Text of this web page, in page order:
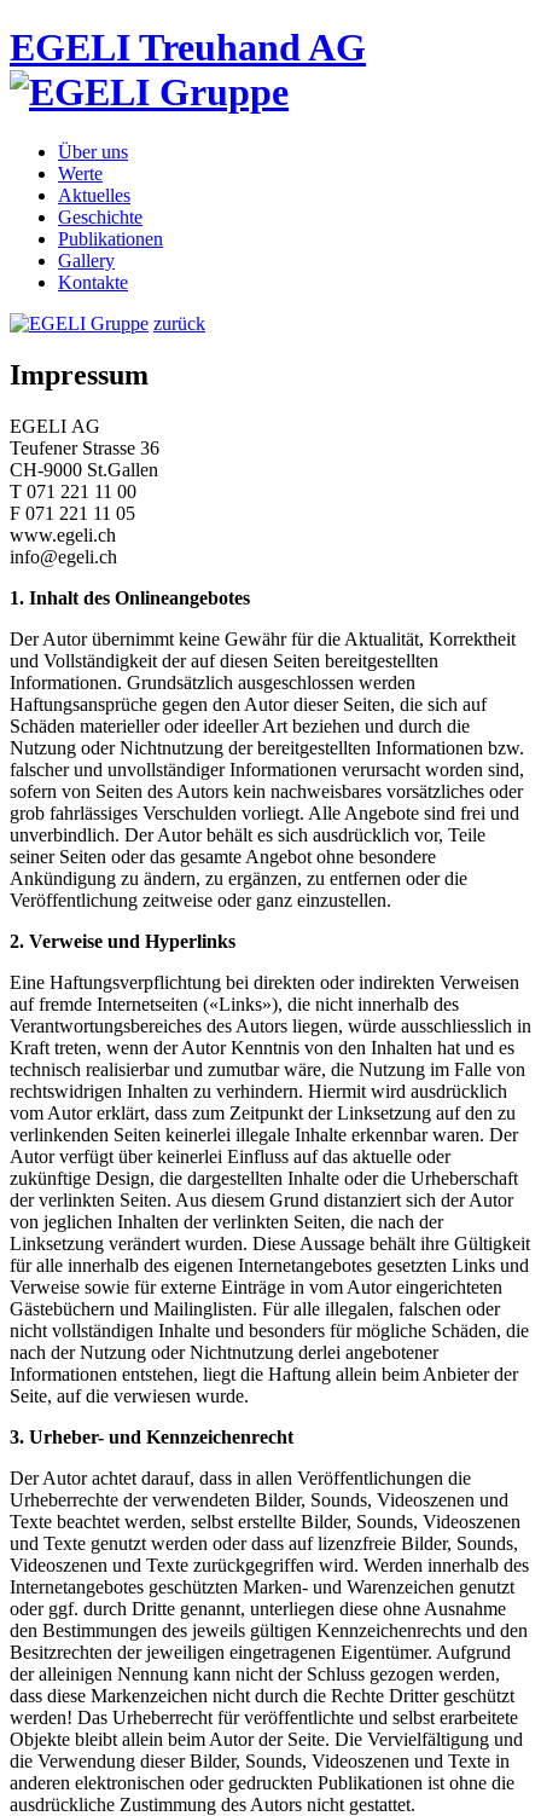
EGELI Treuhand AG
Über uns
Werte
Aktuelles
Geschichte
Publikationen
Gallery
Kontakte
zurück
Impressum
EGELI AG
Teufener Strasse 36
CH-9000 St.Gallen
T 071 221 11 00
F 071 221 11 05
www.egeli.ch
info@egeli.ch
1. Inhalt des Onlineangebotes
Der Autor übernimmt keine Gewähr für die Aktualität, Korrektheit
und Vollständigkeit der auf diesen Seiten bereitgestellten
Informationen. Grundsätzlich ausgeschlossen werden
Haftungsansprüche gegen den Autor dieser Seiten, die sich auf
Schäden materieller oder ideeller Art beziehen und durch die
Nutzung oder Nichtnutzung der bereitgestellten Informationen bzw.
falscher und unvollständiger Informationen verursacht worden sind,
sofern von Seiten des Autors kein nachweisbares vorsätzliches oder
grob fahrlässiges Verschulden vorliegt. Alle Angebote sind frei und
unverbindlich. Der Autor behält es sich ausdrücklich vor, Teile
seiner Seiten oder das gesamte Angebot ohne besondere
Ankündigung zu ändern, zu ergänzen, zu entfernen oder die
Veröffentlichung zeitweise oder ganz einzustellen.
2. Verweise und Hyperlinks
Eine Haftungsverpflichtung bei direkten oder indirekten Verweisen
auf fremde Internetseiten («Links»), die nicht innerhalb des
Verantwortungsbereiches des Autors liegen, würde ausschliesslich in
Kraft treten, wenn der Autor Kenntnis von den Inhalten hat und es
technisch realisierbar und zumutbar wäre, die Nutzung im Falle von
rechtswidrigen Inhalten zu verhindern. Hiermit wird ausdrücklich
vom Autor erklärt, dass zum Zeitpunkt der Linksetzung auf den zu
verlinkenden Seiten keinerlei illegale Inhalte erkennbar waren. Der
Autor verfügt über keinerlei Einfluss auf das aktuelle oder
zukünftige Design, die dargestellten Inhalte oder die Urheberschaft
der verlinkten Seiten. Aus diesem Grund distanziert sich der Autor
von jeglichen Inhalten der verlinkten Seiten, die nach der
Linksetzung verändert wurden. Diese Aussage behält ihre Gültigkeit
für alle innerhalb des eigenen Internetangebotes gesetzten Links und
Verweise sowie für externe Einträge in vom Autor eingerichteten
Gästebüchern und Mailinglisten. Für alle illegalen, falschen oder
nicht vollständigen Inhalte und besonders für mögliche Schäden, die
nach der Nutzung oder Nichtnutzung derlei angebotener
Informationen entstehen, liegt die Haftung allein beim Anbieter der
Seite, auf die verwiesen wurde.
3. Urheber- und Kennzeichenrecht
Der Autor achtet darauf, dass in allen Veröffentlichungen die
Urheberrechte der verwendeten Bilder, Sounds, Videoszenen und
Texte beachtet werden, selbst erstellte Bilder, Sounds, Videoszenen
und Texte genutzt werden oder dass auf lizenzfreie Bilder, Sounds,
Videoszenen und Texte zurückgegriffen wird. Werden innerhalb des
Internetangebotes geschützten Marken- und Warenzeichen genutzt
oder ggf. durch Dritte genannt, unterliegen diese ohne Ausnahme
den Bestimmungen des jeweils gültigen Kennzeichenrechts und den
Besitzrechten der jeweiligen eingetragenen Eigentümer. Aufgrund
der alleinigen Nennung kann nicht der Schluss gezogen werden,
dass diese Markenzeichen nicht durch die Rechte Dritter geschützt
werden! Das Urheberrecht für veröffentlichte und selbst erarbeitete
Objekte bleibt allein beim Autor der Seite. Die Vervielfältigung und
die Verwendung dieser Bilder, Sounds, Videoszenen und Texte in
anderen elektronischen oder gedruckten Publikationen ist ohne die
ausdrückliche Zustimmung des Autors nicht gestattet.